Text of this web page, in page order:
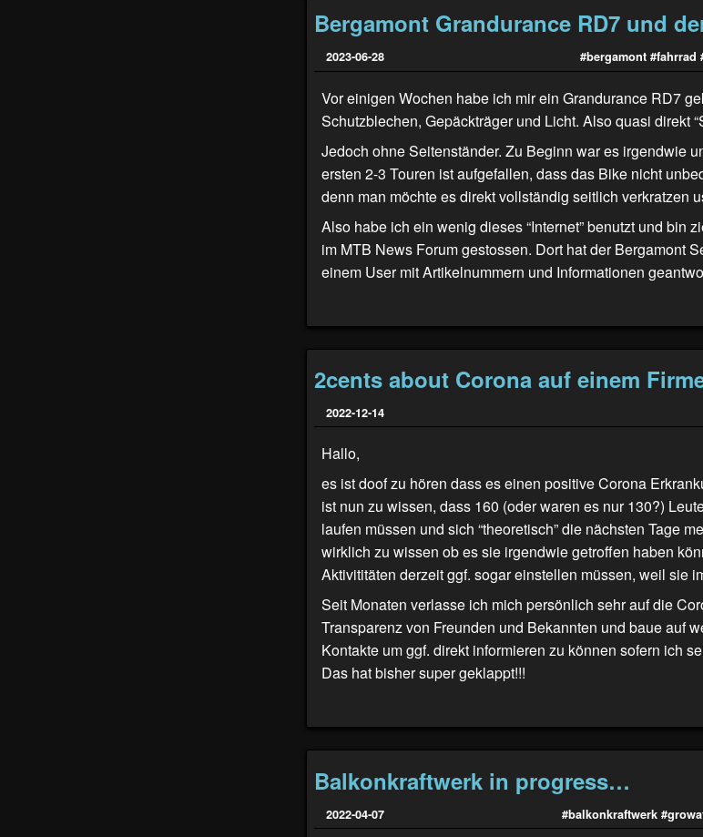
Bergamont Grandurance RD7 und
2023-06-28 #bergamont #fahrrad
Vor einigen Wochen habe ich mir ein Grandurance RD7
Schutzblechen, Gepäckträger und Licht. Also quasi direkt
Jedoch ohne Seitenständer. Zu Beginn war es irgendwie
ersten 2-3 Touren ist aufgefallen, dass das Bike nicht
denn man möchte es direkt vollständig seitlich verkratzen
Also habe ich ein wenig dieses “Internet” benutzt und bin
im MTB News Forumgestossen. Dort hat der Bergamont
einem User mit Artikelnummern und Informationen
2cents about Corona auf einem
2022-12-14
Hallo,
es ist doof zu hören dass es einen positive Corona
ist nun zu wissen, dass 160 (oder waren es nur 130?)
laufen müssen und sich “theoretisch” die nächsten Tage
wirklich zu wissen ob es sie irgendwie getroffen haben
Aktivititäten derzeit ggf. sogar einstellen müssen, weil sie
Seit Monaten verlasse ich mich persönlich sehr auf die
Transparenz von Freunden und Bekannten und baue auf
Kontakte um ggf. direkt informieren zu können sofern ich
Das hat bisher super geklappt!!!
Balkonkraftwerk in progress…
2022-04-07 #balkonkraftwerk